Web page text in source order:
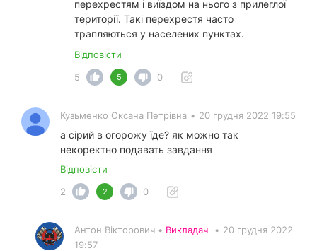
перехрестям і виїздом на нього з прилеглої
території. Такі перехрестя часто
трапляються у населених пунктах.
Відповісти
5
5 0
Кузьменко Оксана Петрівна • 20 грудня 2022 19:55
а сірий в огорожу їде? як можно так
некоректно подавать завдання
Відповісти
2
2 0
Антон Вікторович • Викладач • 20 грудня 2022
19:57